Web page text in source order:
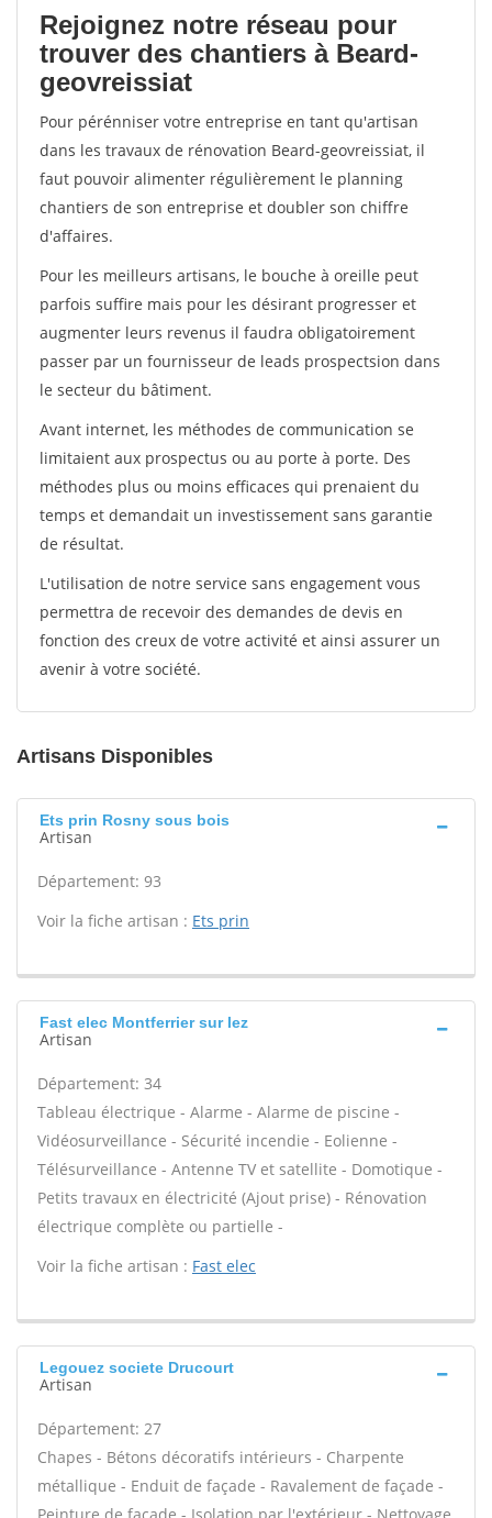
Rejoignez notre réseau pour
trouver des chantiers à Beard-
geovreissiat
Pour pérénniser votre entreprise en tant qu'artisan
dans les travaux de rénovation Beard-geovreissiat, il
faut pouvoir alimenter régulièrement le planning
chantiers de son entreprise et doubler son chiffre
d'affaires.
Pour les meilleurs artisans, le bouche à oreille peut
parfois suffire mais pour les désirant progresser et
augmenter leurs revenus il faudra obligatoirement
passer par un fournisseur de leads prospectsion dans
le secteur du bâtiment.
Avant internet, les méthodes de communication se
limitaient aux prospectus ou au porte à porte. Des
méthodes plus ou moins efficaces qui prenaient du
temps et demandait un investissement sans garantie
de résultat.
L'utilisation de notre service sans engagement vous
permettra de recevoir des demandes de devis en
fonction des creux de votre activité et ainsi assurer un
avenir à votre société.
Artisans Disponibles
Ets prin Rosny sous bois
Artisan
Département: 93
Voir la fiche artisan : Ets prin
Fast elec Montferrier sur lez
Artisan
Département: 34
Tableau électrique - Alarme - Alarme de piscine -
Vidéosurveillance - Sécurité incendie - Eolienne -
Télésurveillance - Antenne TV et satellite - Domotique -
Petits travaux en électricité (Ajout prise) - Rénovation
électrique complète ou partielle -
Voir la fiche artisan : Fast elec
Legouez societe Drucourt
Artisan
Département: 27
Chapes - Bétons décoratifs intérieurs - Charpente
métallique - Enduit de façade - Ravalement de façade -